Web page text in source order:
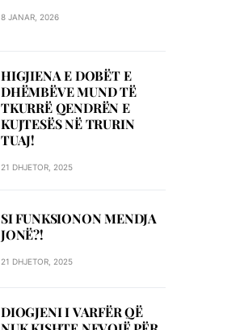
8 JANAR, 2026
HIGJIENA E DOBËT E
DHËMBËVE MUND TË
TKURRË QENDRËN E
KUJTESËS NË TRURIN
TUAJ!
21 DHJETOR, 2025
SI FUNKSIONON MENDJA
JONË?!
21 DHJETOR, 2025
DIOGJENI I VARFËR QË